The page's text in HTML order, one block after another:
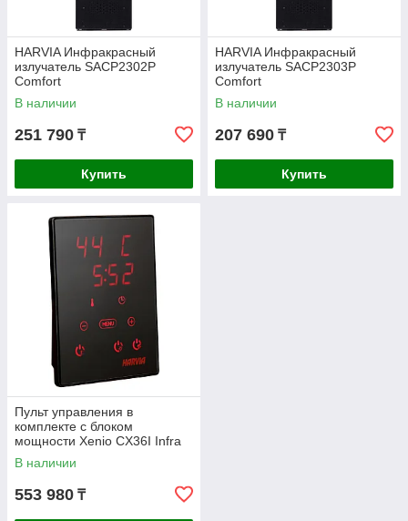
HARVIA Инфракрасный
излучатель SACP2302P
Comfort
В наличии
251 790 ₸
Купить
HARVIA Инфракрасный
излучатель SACP2303P
Comfort
В наличии
207 690 ₸
Купить
Пульт управления в
комплекте с блоком
мощности Xenio CX36I Infra
В наличии
553 980 ₸